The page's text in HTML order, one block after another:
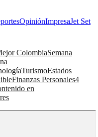
OpiniónImpresaJet Set
ColombiaSemana
TurismoEstados
Finanzas Personales4
en